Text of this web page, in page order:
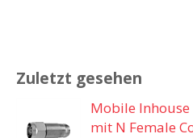
Zuletzt gesehen
Mobile
mit N Female